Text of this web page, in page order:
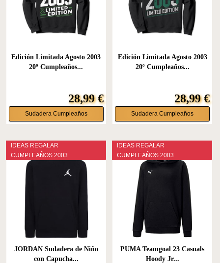
Edición Limitada Agosto 2003
20º Cumpleaños...
28,99 €
Sudadera Cumpleaños
Edición Limitada Agosto 2003
20º Cumpleaños...
28,99 €
Sudadera Cumpleaños
IDEAS REGALAR
CUMPLEAÑOS 2003
JORDAN Sudadera de Niño
con Capucha...
IDEAS REGALAR
CUMPLEAÑOS 2003
PUMA Teamgoal 23 Casuals
Hoody Jr...